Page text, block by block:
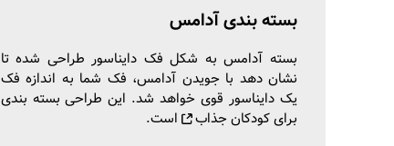
بسته بندی آدامس
بسته آدامس به شکل فک دایناسور طراحی شده تا
نشان دهد با جویدن آدامس، فک شما به اندازه فک
یک دایناسور قوی خواهد شد. این طراحی بسته بندی
برای کودکان جذاب
است.